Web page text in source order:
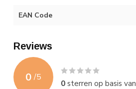
EAN Code
Reviews
0 /5
0sterren op basis van